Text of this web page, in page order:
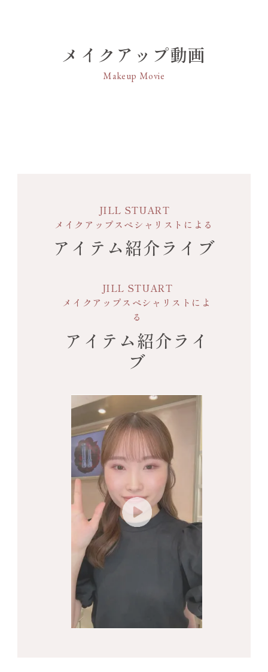
メイクアップ動画
Makeup Movie
JILL STUART
メイクアップスペシャリストによる
アイテム紹介ライブ
JILL STUART
メイクアップスペシャリストによ
る
アイテム紹介ライ
ブ